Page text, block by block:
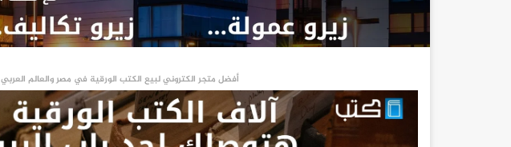
أفضل متجر الكتروني لبيع الكتب الورقية في مصر والعالم العربي